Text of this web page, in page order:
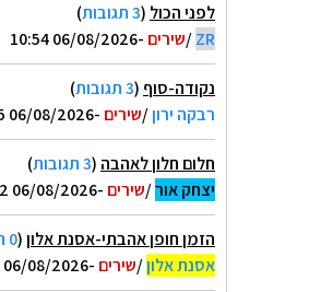
לפני הכול (3 תגובות
)
ZR
/שירים -06/08/2026 10:54
נקודה-סוף (3 תגובות
)
רבקה ירון/שירים -06/08/2026 10:45
חלום חלון לאהבה (3 תגובות
)
יצחק אור/שירים -06/08/2026 10:02
הזמן חופן אהבתי-אסנת אלון(0 תגובות
אסנת אלון/שירים -06/08/2026 07:27